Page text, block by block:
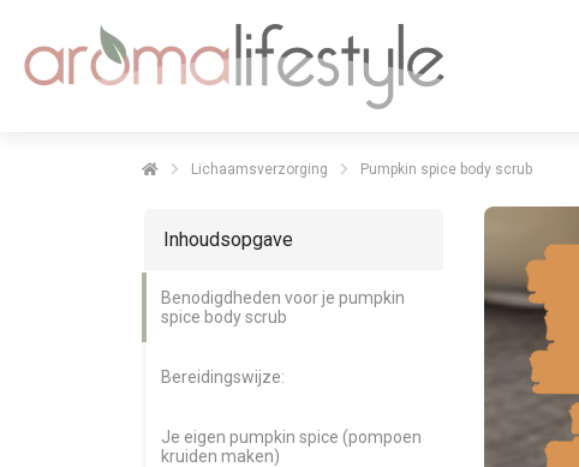
Lichaamsverzorging Pumpkin spice body scrub
Inhoudsopgave
Benodigdheden voor je pumpkin
spice body scrub
Bereidingswijze:
Je eigen pumpkin spice (pompoen
kruiden maken)